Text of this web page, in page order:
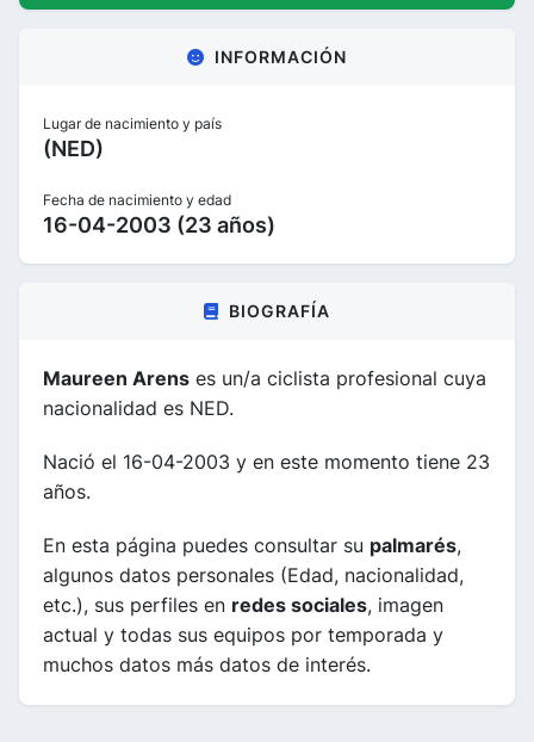
INFORMACIÓN
Lugar de nacimiento y país
(NED)
Fecha de nacimiento y edad
16-04-2003 (23 años)
BIOGRAFÍA
Maureen Arens es un/a ciclista profesional cuya
nacionalidad es NED.
Nació el 16-04-2003 y en este momento tiene 23
años.
En esta página puedes consultar su palmarés,
algunos datos personales (Edad, nacionalidad,
etc.), sus perfiles en redes sociales, imagen
actual y todas sus equipos por temporada y
muchos datos más datos de interés.